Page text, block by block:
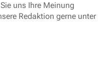
uns Ihre Meinung
Redaktion gerne unter